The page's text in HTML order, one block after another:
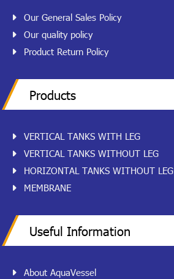
Our General Sales Policy
Our quality policy
Product Return Policy
Products
VERTICAL TANKS WITH LEG
VERTICAL TANKS WITHOUT LEG
HORIZONTAL TANKS WITHOUT LEG
MEMBRANE
Useful Information
About AquaVessel